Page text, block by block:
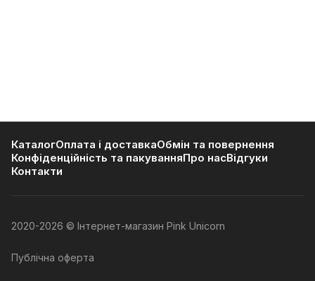
КаталогОплата і доставкаОбмін та повернення
Конфіденційність та пакуванняПро насВідгуки
Контакти
2020-2026 © Інтернет-магазин Pink Unicorn
Публічна оферта